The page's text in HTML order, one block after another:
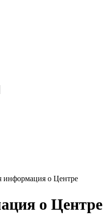
информация о Центре
о Центре